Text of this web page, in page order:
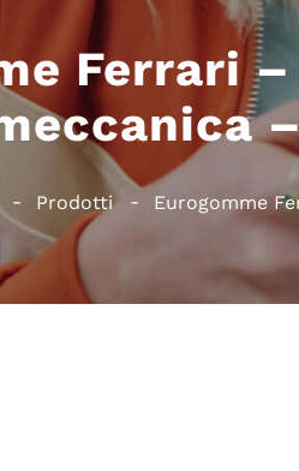
Ferrari
Prodotti Eurogomme